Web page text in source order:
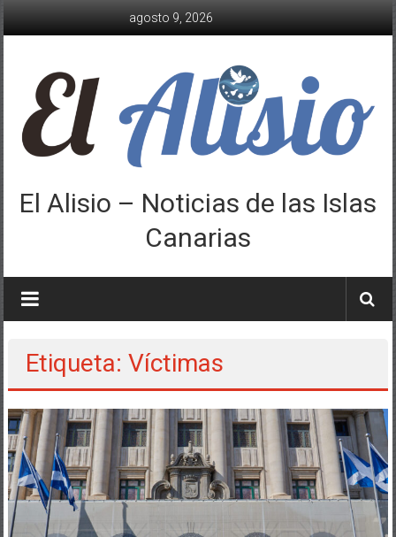
agosto 9, 2026
El Alisio – Noticias de las Islas
Canarias
Etiqueta: Víctimas